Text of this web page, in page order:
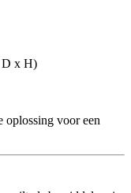
D x H)
oplossing voor een